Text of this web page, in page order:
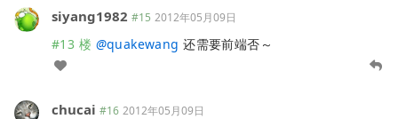
siyang1982 #15 2012年05月09日
#13 楼 @quakewang 还需要前端否～
chucai #16 2012年05月09日